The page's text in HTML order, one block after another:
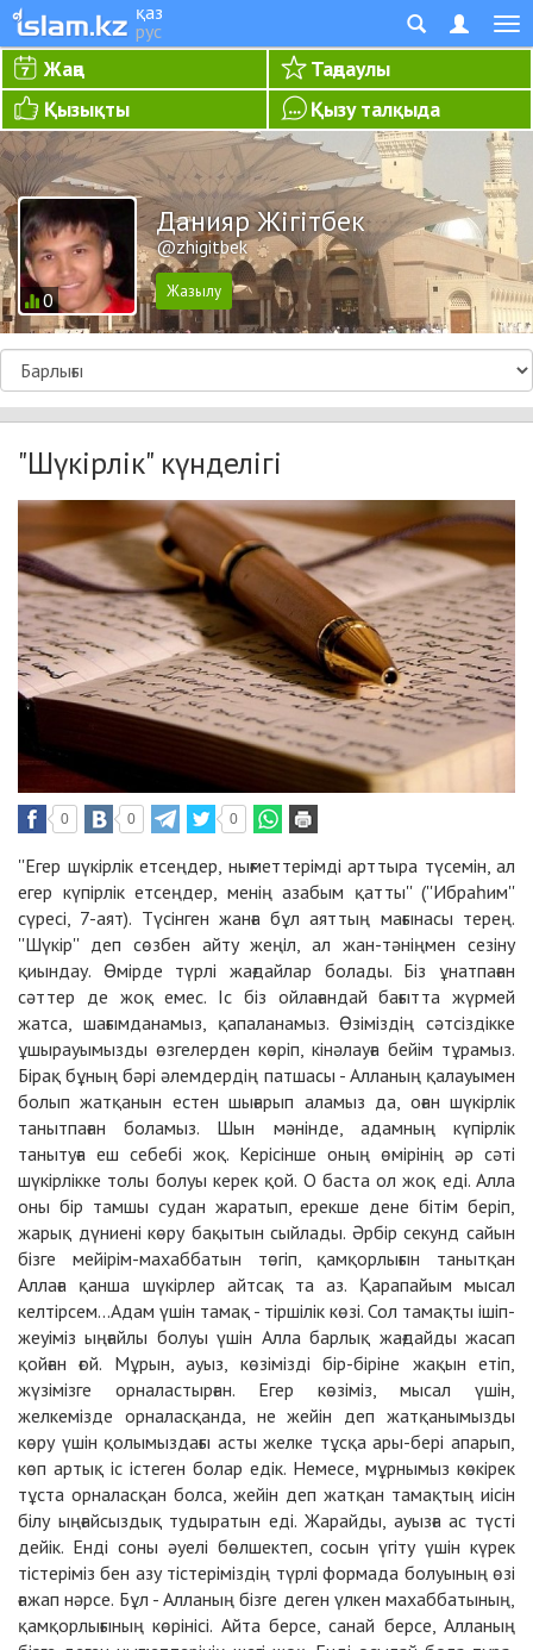
қаз
рус
Жаңа
Таңдаулы
Қызықты
Қызу талқыда
0
Данияр Жігітбек
@zhigitbek
"Шүкірлік" күнделігі
0 0 0
''Егер шүкірлік етсеңдер, нығметтерімді арттыра түсемін, ал
егер күпірлік етсеңдер, менің азабым қатты'' (''Ибраһим''
сүресі, 7-аят). Түсінген жанға бұл аяттың мағынасы терең.
''Шүкір'' деп сөзбен айту жеңіл, ал жан-тәніңмен сезіну
қиындау. Өмірде түрлі жағдайлар болады. Біз ұнатпаған
сәттер де жоқ емес. Іс біз ойлағандай бағытта жүрмей
жатса, шағымданамыз, қапаланамыз.Өзіміздің сәтсіздікке
ұшырауымызды өзгелерден көріп, кінәлауға бейім тұрамыз.
Бірақ бұның бәрі әлемдердің патшасы - Алланың қалауымен
болып жатқанын естен шығарып аламыз да, оған шүкірлік
танытпаған боламыз. Шын мәнінде, адамның күпірлік
танытуға еш себебі жоқ. Керісінше оның өмірінің әр сәті
шүкірлікке толы болуы керек қой. О баста ол жоқ еді. Алла
оны бір тамшы судан жаратып, ерекше дене бітім беріп,
жарық дүниені көру бақытын сыйлады. Әрбір секунд сайын
бізге мейірім-махаббатын төгіп, қамқорлығын танытқан
Аллаға қанша шүкірлер айтсақ та аз. Қарапайым мысал
келтірсем...Адам үшін тамақ - тіршілік көзі. Сол тамақты ішіп-
жеуіміз ыңғайлы болуы үшін Алла барлық жағдайды жасап
қойған ғой. Мұрын, ауыз, көзімізді бір-біріне жақын етіп,
жүзімізге орналастырған. Егер көзіміз, мысал үшін,
желкемізде орналасқанда, не жейін деп жатқанымызды
көру үшін қолымыздағы асты желке тұсқа ары-бері апарып,
көп артық іс істеген болар едік. Немесе, мұрнымыз көкірек
тұста орналасқан болса, жейін деп жатқан тамақтың иісін
білу ыңғайсыздық тудыратын еді. Жарайды, ауызға ас түсті
дейік. Енді соны әуелі бөлшектеп, сосын үгіту үшін күрек
тістеріміз бен азу тістеріміздің түрлі формада болуының өзі
ғажап нәрсе. Бұл - Алланың бізге деген үлкен махаббатының,
қамқорлығының көрінісі. Айта берсе, санай берсе, Алланың